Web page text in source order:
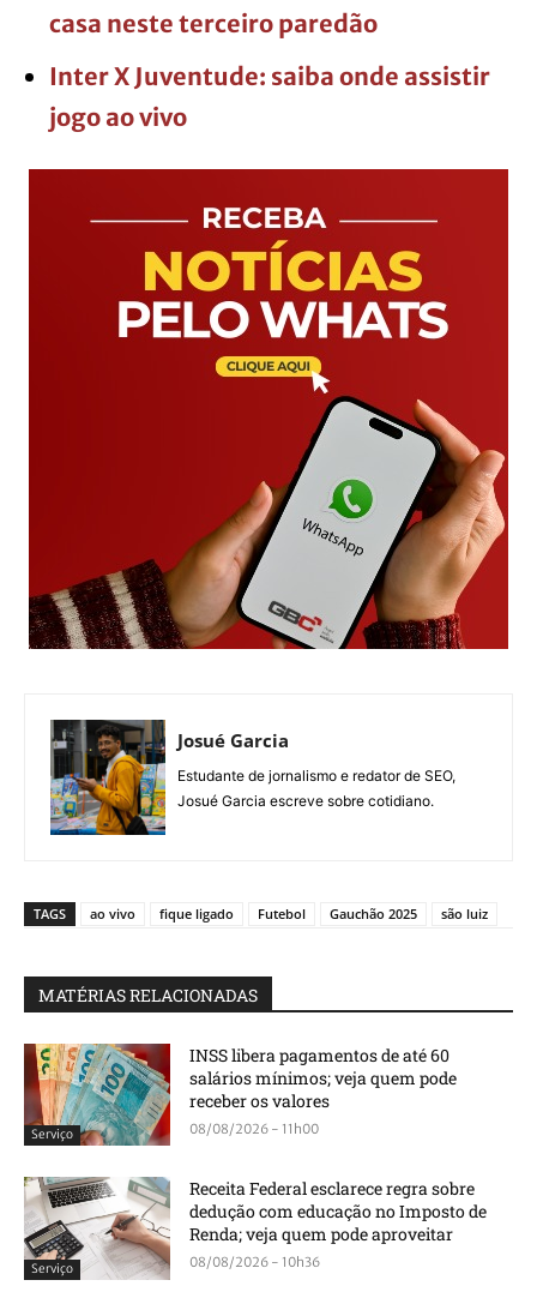
casa neste terceiro paredão
Inter X Juventude: saiba onde assistir
jogo ao vivo
Josué Garcia
Estudante de jornalismo e redator de SEO,
Josué Garcia escreve sobre cotidiano.
TAGS ao vivo fique ligado Futebol Gauchão 2025 são luiz
MATÉRIAS RELACIONADAS
Serviço
INSS libera pagamentos de até 60
salários mínimos; veja quem pode
receber os valores
08/08/2026 - 11h00
Serviço
Receita Federal esclarece regra sobre
dedução com educação no Imposto de
Renda; veja quem pode aproveitar
08/08/2026 - 10h36